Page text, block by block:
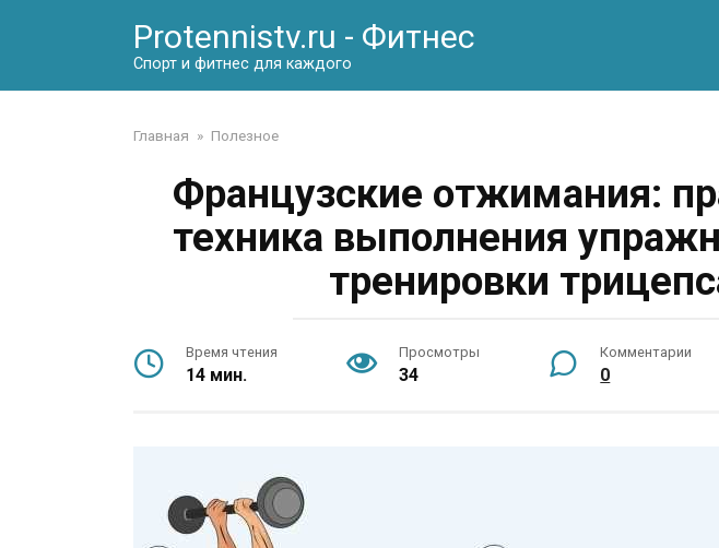
Protennistv.ru - Фитнес
Спорт и фитнес для каждого
Главная » Полезное
Французские отжимания:
техника выполнения
тренировки
Время чтения
14 мин.
Просмотры
34
Комментарии
0